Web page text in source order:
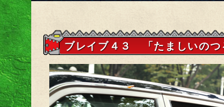
ブレイブ４３ 「たましいのつ